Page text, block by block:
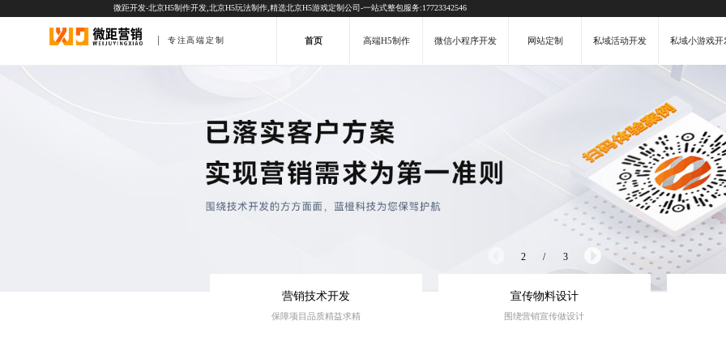
微距开发-北京H5制作开发,北京H5玩法制作,精选北京H5游戏定制公司-一站式整包服务:17723342546
专注高端定制 首页 高端H5制作 微信小程序开发 网站定制 私域活动开发 私域小游戏开
3 / 3
营销技术开发
保障项目品质精益求精
宣传物料设计
围绕营销宣传做设计